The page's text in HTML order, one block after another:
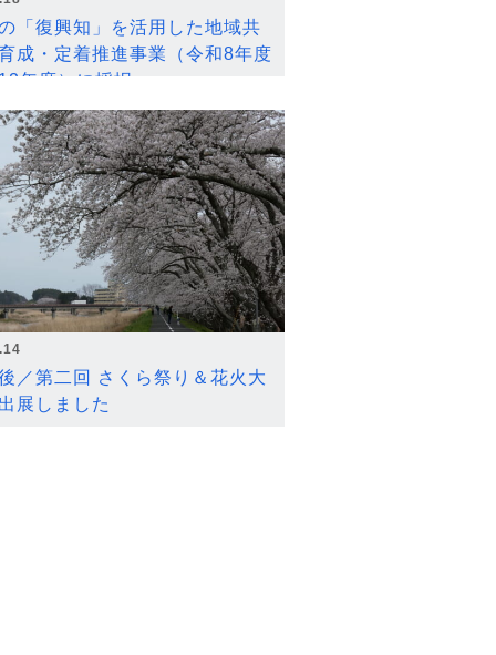
「復興知」を活用した地域共
成・定着推進事業（令和8年度
年度）に採択
／第二回 さくら祭り＆花火大
展しました